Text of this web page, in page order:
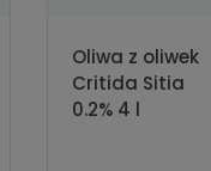
Oliwa z oliwek
Critida Sitia
0.2% 4 l